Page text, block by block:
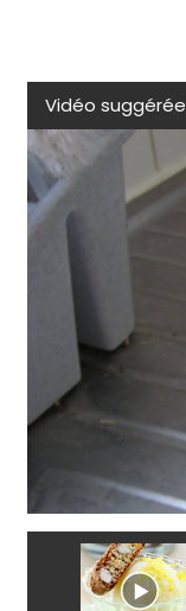
Vidéo suggérée